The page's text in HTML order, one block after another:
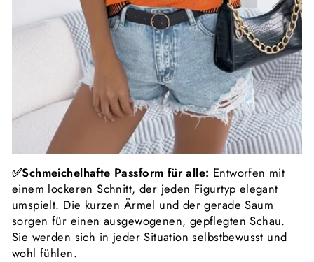
✅Schmeichelhafte Passform für alle: Entworfen mit
einem lockeren Schnitt, der jeden Figurtyp elegant
umspielt. Die kurzen Ärmel und der gerade Saum
sorgen für einen ausgewogenen, gepflegten Schau.
Sie werden sich in jeder Situation selbstbewusst und
wohl fühlen.